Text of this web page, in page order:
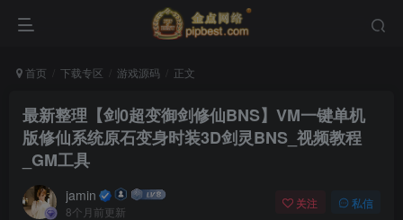
首页 下载专区 游戏源码 正文
最新整理【剑0超变御剑修仙BNS】VM一键单机
版修仙系统原石变身时装3D剑灵BNS_视频教程
_GM工具
jamin
8个月前更新
关注 私信